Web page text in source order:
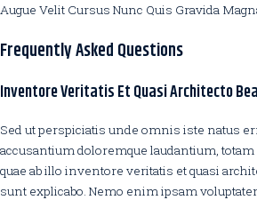
Augue Velit Cursus Nunc Quis Gravida
Frequently Asked Questions
Inventore Veritatis Et Quasi Architecto
Sed ut perspiciatis unde omnis iste natus
accusantium doloremque laudantium, totam
quae ab illo inventore veritatis et quasi
sunt explicabo. Nemo enim ipsam